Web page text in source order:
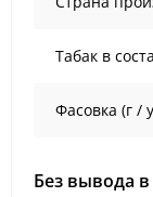
Табак в
Фасовка (г /
Без вывода